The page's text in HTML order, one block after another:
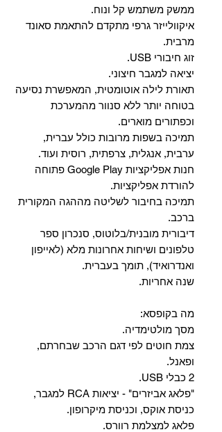
ממשק משתמש קל ונוח.
איקוולייזר גרפי מתקדם להתאמת סאונד
מרבית.
זוג חיבורי USB.
יציאה למגבר חיצוני.
תאורת לילה אוטומטית, המאפשרת נסיעה
בטוחה יותר ללא סנוור מהמערכת
וכפתורים מוארים.
תמיכה בשפות מרובות כולל עברית,
ערבית, אנגלית, צרפתית, רוסית ועוד.
‏חנות אפליקציות Google Play פתוחה
להורדת אפליקציות.
‏תמיכה בחיבור לשליטה מההגה המקורית
ברכב.
‏דיבורית מובנית/בלוטוס, ‏סנכרון ספר
טלפונים ושיחות אחרונות מלא (לאייפון
ואנדרואיד), תומך בעברית.
שנה אחריות.
מה בקופסא:
מסך מולטימדיה.
צמת חוטים לפי דגם הרכב שבחרתם,
ופאנל.
2 כבלי USB.
"פלאג אביזרים" - יציאות RCA למגבר,
כניסת אוקס, וכניסת מיקרופון.
פלאג למצלמת רוורס.